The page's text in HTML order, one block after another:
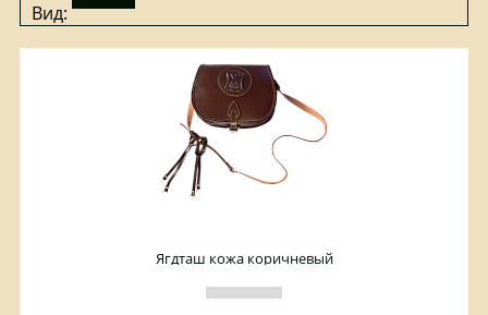
Вид:
Ягдташ кожа коричневый